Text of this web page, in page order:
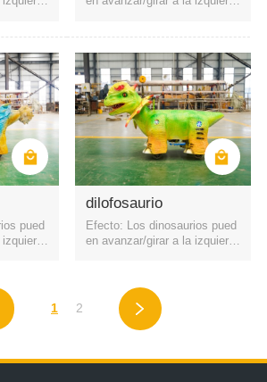
Cuatro f
QR o control remoto. Cuatro f
aros
pued
código
f
dilofosaurio
Efecto: Los dinosaurios pued
en avanzar/girar a la izquierd
de iniciarse mediante código
QR o control remoto. Cuatro f
1 2